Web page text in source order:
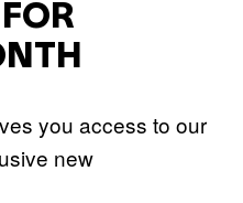
you access to our
new